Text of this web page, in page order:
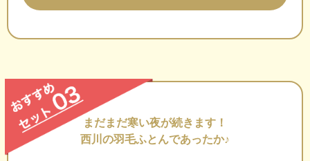
まだまだ寒い夜が続きます！
西川の羽毛ふとんであったか♪